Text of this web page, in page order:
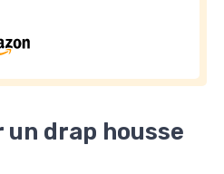
un drap housse